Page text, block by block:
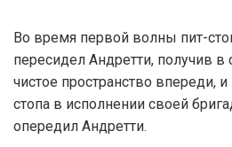
Во время первой волны пит-
пересидел Андретти, получив
чистое пространство впереди,
стопа в исполнении своей
опередил Андретти.